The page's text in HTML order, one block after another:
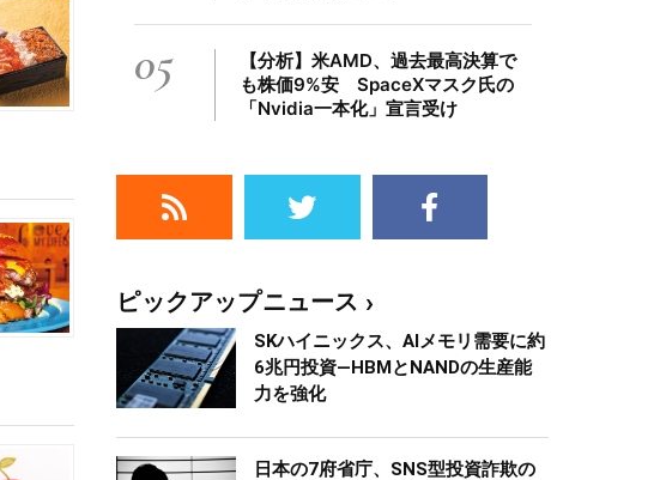
05
【分析】米AMD、過去最高決算で
も株価9%安 SpaceXマスク氏の
「Nvidia一本化」宣言受け
ピックアップニュース
SKハイニックス、AIメモリ需要に約
6兆円投資―HBMとNANDの生産能
力を強化
日本の7府省庁、SNS型投資詐欺の